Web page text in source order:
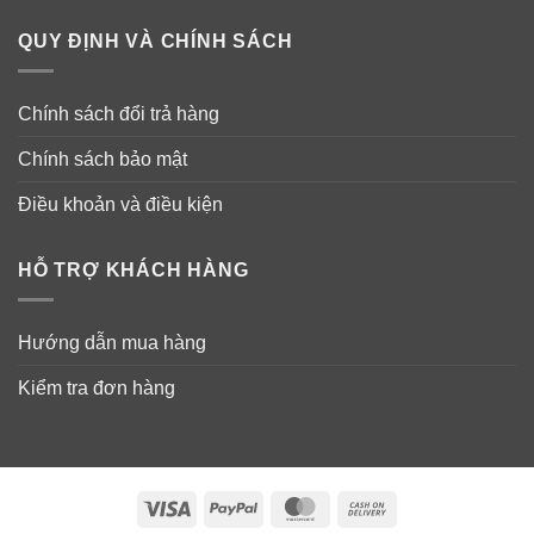
QUY ĐỊNH VÀ CHÍNH SÁCH
Chính sách đổi trả hàng
Chính sách bảo mật
Điều khoản và điều kiện
HỖ TRỢ KHÁCH HÀNG
Hướng dẫn mua hàng
Kiểm tra đơn hàng
Visa PayPal MasterCard